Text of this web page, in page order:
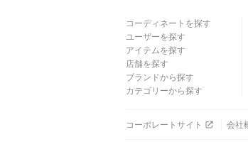
コーディネートを探す
ユーザーを探す
アイテムを探す
店舗を探す
ブランドから探す
カテゴリーから探す
コーポレートサイト 会社